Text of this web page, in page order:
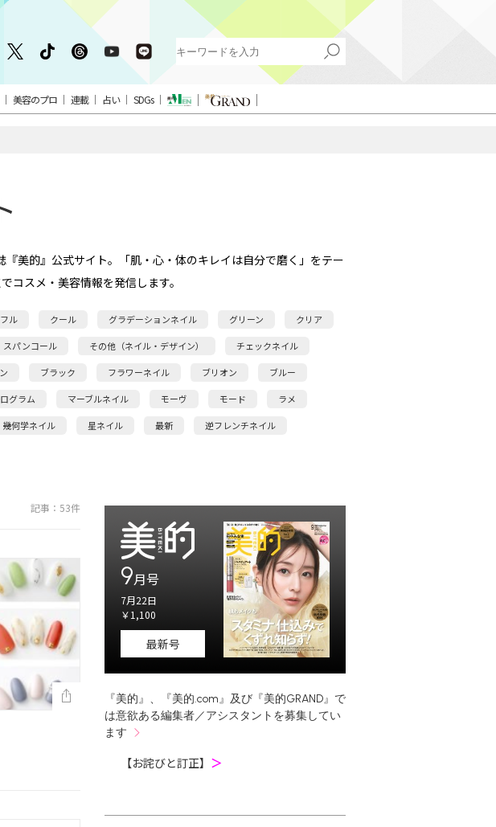
美容のプロ 連載 占い SDGs
美的』公式サイト。「肌・心・体のキレイは自分で磨く」をテー
コスメ・美容情報を発信します。
ル クール グラデーションネイル グリーン クリア
スパンコール その他（ネイル・デザイン） チェックネイル
ブラック フラワーネイル ブリオン ブルー
グラム マーブルネイル モーヴ モード ラメ
幾何学ネイル 星ネイル 最新 逆フレンチネイル
記事：53件
9月号
7月22日
￥1,100
最新号
『美的』、『美的.com』及び『美的GRAND』で
は意欲ある編集者／アシスタントを募集してい
ます
【お詫びと訂正】 ＞